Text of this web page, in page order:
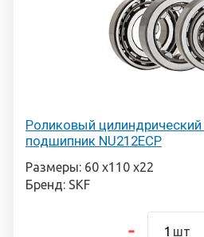
Роликовый
подшипник NU212ECP
Размеры: 60 х110 х22
Бренд: SKF
шт